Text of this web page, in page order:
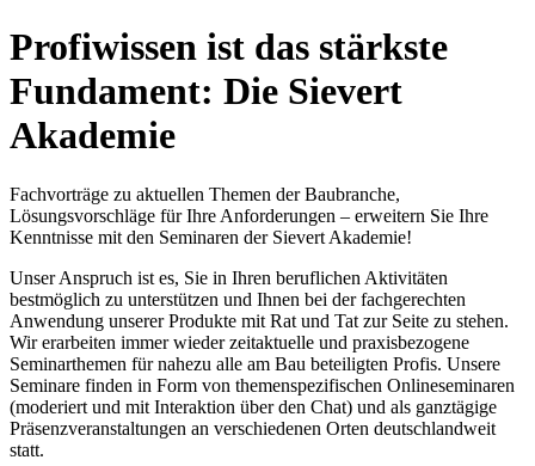
Profiwissen ist das stärkste
Fundament: Die Sievert
Akademie
Fachvorträge zu aktuellen Themen der Baubranche,
Lösungsvorschläge für Ihre Anforderungen – erweitern Sie Ihre
Kenntnisse mit den Seminaren der Sievert Akademie!
Unser Anspruch ist es, Sie in Ihren beruflichen Aktivitäten
bestmöglich zu unterstützen und Ihnen bei der fachgerechten
Anwendung unserer Produkte mit Rat und Tat zur Seite zu stehen.
Wir erarbeiten immer wieder zeitaktuelle und praxisbezogene
Seminarthemen für nahezu alle am Bau beteiligten Profis. Unsere
Seminare finden in Form von themenspezifischen Onlineseminaren
(moderiert und mit Interaktion über den Chat) und als ganztägige
Präsenzveranstaltungen an verschiedenen Orten deutschlandweit
statt.